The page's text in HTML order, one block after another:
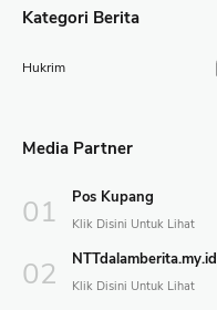
Kategori Berita
Hukrim
Media Partner
Pos Kupang
NTTdalamberita.my.id